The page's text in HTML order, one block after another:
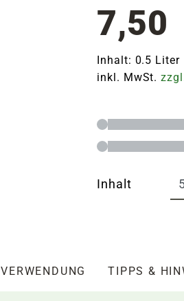
7,50
Inhalt: 0.5
inkl. MwSt.
Inhalt
VERWENDUNG TIPPS &